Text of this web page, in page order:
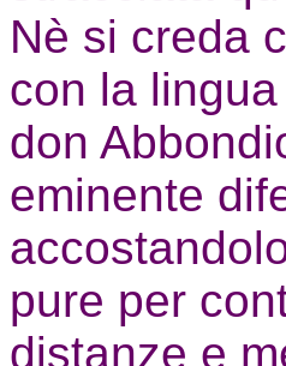
Nè si creda
con la
don
eminente
pure per
distanze e